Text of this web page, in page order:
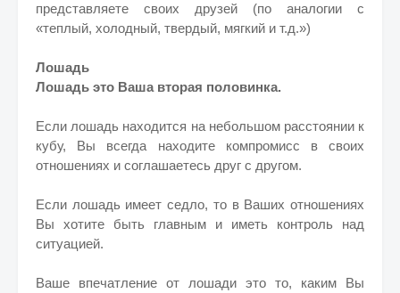
представляете своих друзей (по аналогии с
«теплый, холодный, твердый, мягкий и т.д.»)
Лошадь
Лошадь это Ваша вторая половинка.
Если лошадь находится на небольшом расстоянии к
кубу, Вы всегда находите компромисс в своих
отношениях и соглашаетесь друг с другом.
Если лошадь имеет седло, то в Ваших отношениях
Вы хотите быть главным и иметь контроль над
ситуацией.
Ваше впечатление от лошади это то, каким Вы